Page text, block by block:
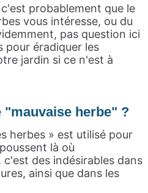
probablement que le
vous intéresse, ou du
pas question ici
pour éradiquer les
jardin si ce n'est à
"mauvaise herbe" ?
herbes » est utilisé pour
là où
des indésirables dans
ainsi que dans les